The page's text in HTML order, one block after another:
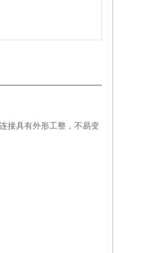
接具有外形工整，不易变